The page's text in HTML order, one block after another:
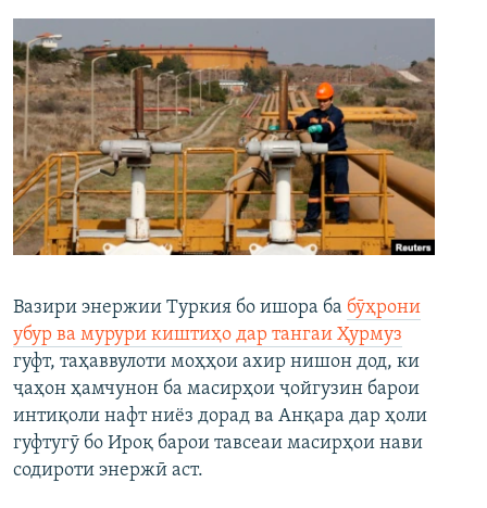
Вазири энержии Туркия бо ишора ба бӯҳрони
убур ва мурури киштиҳо дар тангаи Ҳурмуз
гуфт, таҳаввулоти моҳҳои ахир нишон дод, ки
ҷаҳон ҳамчунон ба масирҳои ҷойгузин барои
интиқоли нафт ниёз дорад ва Анқара дар ҳоли
гуфтугӯ бо Ироқ барои тавсеаи масирҳои нави
содироти энержӣ аст.